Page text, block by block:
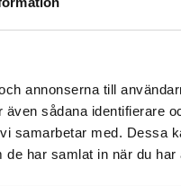
annonserna till
sådana identifierare
samarbetar med. Dessa
har samlat in när du